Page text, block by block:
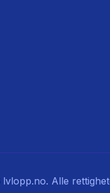
lvlopp.no. Alle